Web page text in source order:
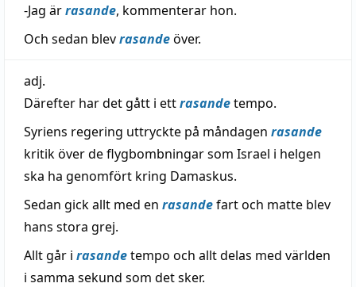
-Jag ärrasande, kommenterar hon.
Och sedan blevrasandeöver.
adj.
Därefter har det gått i ettrasandetempo.
Syriens regering uttryckte på måndagen rasande
kritik över de flygbombningar som Israel i helgen
ska ha genomfört kring Damaskus.
Sedan gick allt med en rasandefart och matte blev
hans stora grej.
Allt går i rasandetempo och allt delas med världen
i samma sekund som det sker.